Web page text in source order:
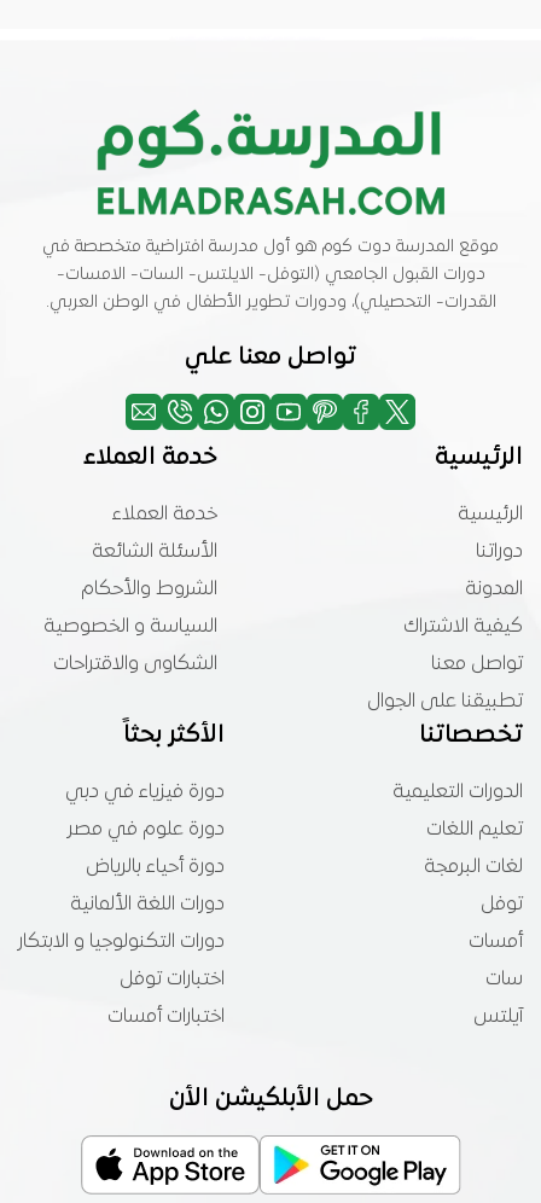
موقع المدرسة دوت كوم هو أول مدرسة افتراضية متخصصة في
دورات القبول الجامعي (التوفل- الايلتس- السات- الامسات-
القدرات- التحصيلي)، ودورات تطوير الأطفال في الوطن العربي.
تواصل معنا علي
الرئيسية
الرئيسية
دوراتنا
المدونة
كيفية الاشتراك
تواصل معنا
تطبيقنا على الجوال
خدمة العملاء
خدمة العملاء
الأسئلة الشائعة
الشروط والأحكام
السياسة و الخصوصية
الشكاوى والاقتراحات
تخصصاتنا
الدورات التعليمية
تعليم اللغات
لغات البرمجة
توفل
أمسات
سات
آيلتس
الأكثر بحثاً
دورة فيزياء في دبي
دورة علوم في مصر
دورة أحياء بالرياض
دورات اللغة الألمانية
دورات التكنولوجيا و الابتكار
اختبارات توفل
اختبارات أمسات
حمل الأبلكيشن الأن